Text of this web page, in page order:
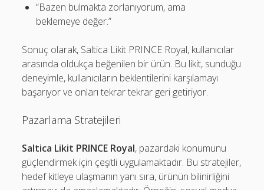
“Bazen bulmakta zorlanıyorum, ama
beklemeye değer.”
Sonuç olarak, Saltica Likit PRINCE Royal, kullanıcılar
arasında oldukça beğenilen bir ürün. Bu likit, sunduğu
deneyimle, kullanıcıların beklentilerini karşılamayı
başarıyor ve onları tekrar tekrar geri getiriyor.
Pazarlama Stratejileri
Saltica Likit PRINCE Royal, pazardaki konumunu
güçlendirmek için çeşitli uygulamaktadır. Bu stratejiler,
hedef kitleye ulaşmanın yanı sıra, ürünün bilinirliğini